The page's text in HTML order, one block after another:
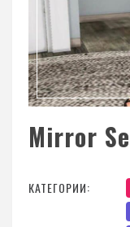
Mirror
КАТЕГОРИИ: